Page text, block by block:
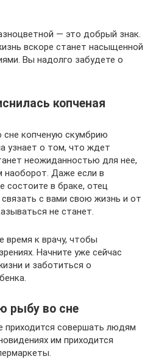
— это добрый знак.
вскоре станет насыщенной
Вы надолго забудете о
копченая
копченую скумбрию
узнает о том, что ждет
неожиданностью для нее,
наоборот. Даже если в
в браке, отец
с вами свою жизнь и от
не станет.
время к врачу, чтобы
Начните уже сейчас
и заботиться о
рыбу во сне
приходится совершать людям
им приходится